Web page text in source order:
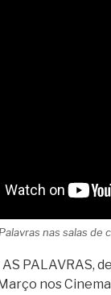
nas salas de
AS PALAVRAS,
nos